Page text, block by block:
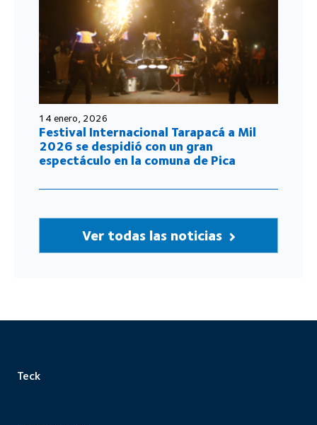
14 enero, 2026
Festival Internacional Tarapacá a Mil
2026 se despidió con un gran
espectáculo en la comuna de Pica
Ver todas las noticias
Teck